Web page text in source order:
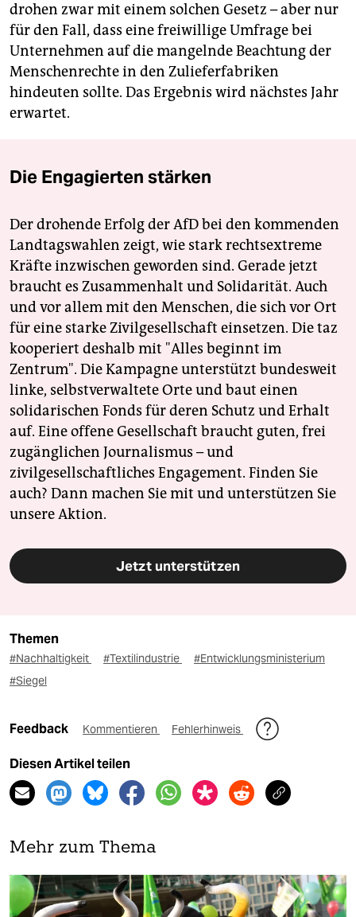
drohen zwar mit einem solchen Gesetz – aber nur
für den Fall, dass eine freiwillige Umfrage bei
Unternehmen auf die mangelnde Beachtung der
Menschenrechte in den Zulieferfabriken
hindeuten sollte. Das Ergebnis wird nächstes Jahr
erwartet.
Die Engagierten stärken
Der drohende Erfolg der AfD bei den kommenden
Landtagswahlen zeigt, wie stark rechtsextreme
Kräfte inzwischen geworden sind. Gerade jetzt
braucht es Zusammenhalt und Solidarität. Auch
und vor allem mit den Menschen, die sich vor Ort
für eine starke Zivilgesellschaft einsetzen. Die taz
kooperiert deshalb mit "Alles beginnt im
Zentrum". Die Kampagne unterstützt bundesweit
linke, selbstverwaltete Orte und baut einen
solidarischen Fonds für deren Schutz und Erhalt
auf. Eine offene Gesellschaft braucht guten, frei
zugänglichen Journalismus – und
zivilgesellschaftliches Engagement. Finden Sie
auch? Dann machen Sie mit und unterstützen Sie
unsere Aktion.
Jetzt unterstützen
Themen
#Nachhaltigkeit #Textilindustrie
#Entwicklungsministerium
#Siegel
Feedback Kommentieren Fehlerhinweis
Diesen Artikel teilen
Mehr zum Thema